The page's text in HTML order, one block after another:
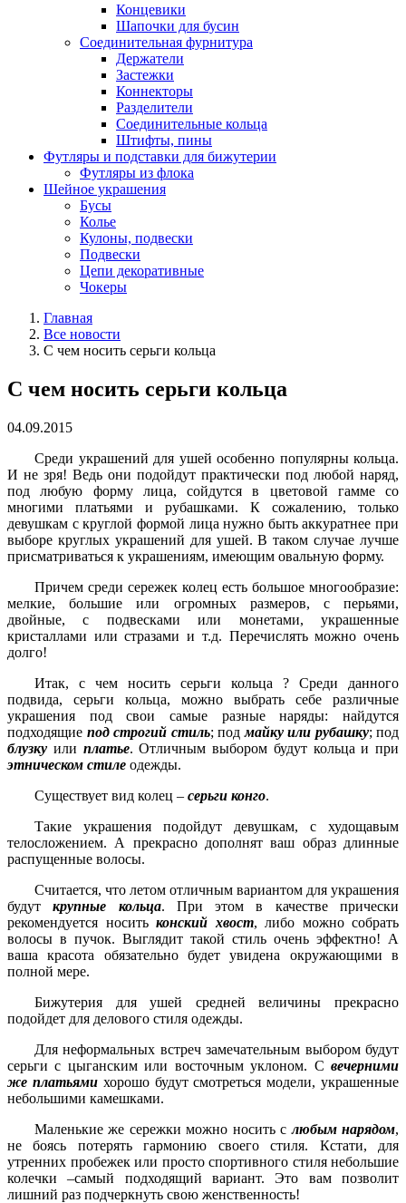
Концевики
Шапочки для бусин
Соединительная фурнитура
Держатели
Застежки
Коннекторы
Разделители
Соединительные кольца
Штифты, пины
Футляры и подставки для бижутерии
Футляры из флока
Шейное украшения
Бусы
Колье
Кулоны, подвески
Подвески
Цепи декоративные
Чокеры
Главная
Все новости
С чем носить серьги кольца
С чем носить серьги кольца
04.09.2015
Среди украшений для ушей особенно популярны кольца.
И не зря! Ведь они подойдут практически под любой наряд,
под любую форму лица, сойдутся в цветовой гамме со
многими платьями и рубашками. К сожалению, только
девушкам с круглой формой лица нужно быть аккуратнее при
выборе круглых украшений для ушей. В таком случае лучше
присматриваться к украшениям, имеющим овальную форму.
Причем среди сережек колец есть большое многообразие:
мелкие, большие или огромных размеров, с перьями,
двойные, с подвесками или монетами, украшенные
кристаллами или стразами и т.д. Перечислять можно очень
долго!
Итак, с чем носить серьги кольца ? Среди данного
подвида, серьги кольца, можно выбрать себе различные
украшения под свои самые разные наряды: найдутся
подходящие под строгий стиль; подмайку или рубашку; под
блузку или платье. Отличным выбором будут кольца и при
этническом стиле одежды.
Существует вид колец – серьги конго.
Такие украшения подойдут девушкам, с худощавым
телосложением. А прекрасно дополнят ваш образ длинные
распущенные волосы.
Считается, что летом отличным вариантом для украшения
будуткрупные кольца. При этом в качестве прически
рекомендуется носить конский хвост, либо можно собрать
волосы в пучок. Выглядит такой стиль очень эффектно! А
ваша красота обязательно будет увидена окружающими в
полной мере.
Бижутерия для ушей средней величины прекрасно
подойдет для делового стиля одежды.
Для неформальных встреч замечательным выбором будут
серьги с цыганским или восточным уклоном. С вечерними
же платьямихорошо будут смотреться модели, украшенные
небольшими камешками.
Маленькие же сережки можно носить слюбым нарядом,
не боясь потерять гармонию своего стиля. Кстати, для
утренних пробежек или просто спортивного стиля небольшие
колечки –самый подходящий вариант. Это вам позволит
лишний раз подчеркнуть свою женственность!